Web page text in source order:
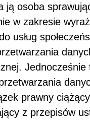
ją osoba
w zakresie
usług
Jednocześnie
prawny
z przepisów